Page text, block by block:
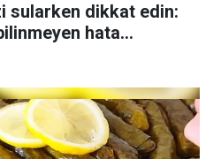
sularken dikkat edin:
hata...